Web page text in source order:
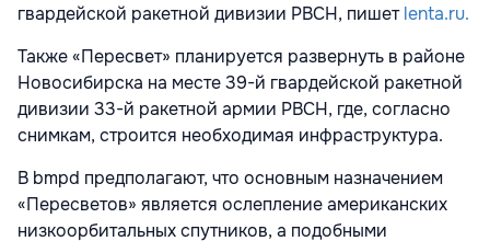
гвардейской ракетной дивизии РВСН, пишетlenta.ru.
Также «Пересвет» планируется развернуть в районе
Новосибирска на месте 39-й гвардейской ракетной
дивизии 33-й ракетной армии РВСН, где, согласно
снимкам, строится необходимая инфраструктура.
В bmpd предполагают, что основным назначением
«Пересветов» является ослепление американских
низкоорбитальных спутников, а подобными